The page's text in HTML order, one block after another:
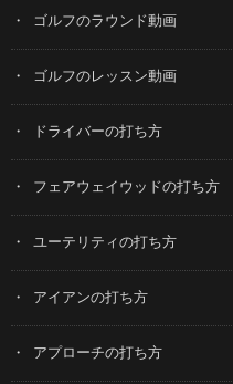
ゴルフのラウンド動画
ゴルフのレッスン動画
ドライバーの打ち方
フェアウェイウッドの打ち方
ユーテリティの打ち方
アイアンの打ち方
アプローチの打ち方